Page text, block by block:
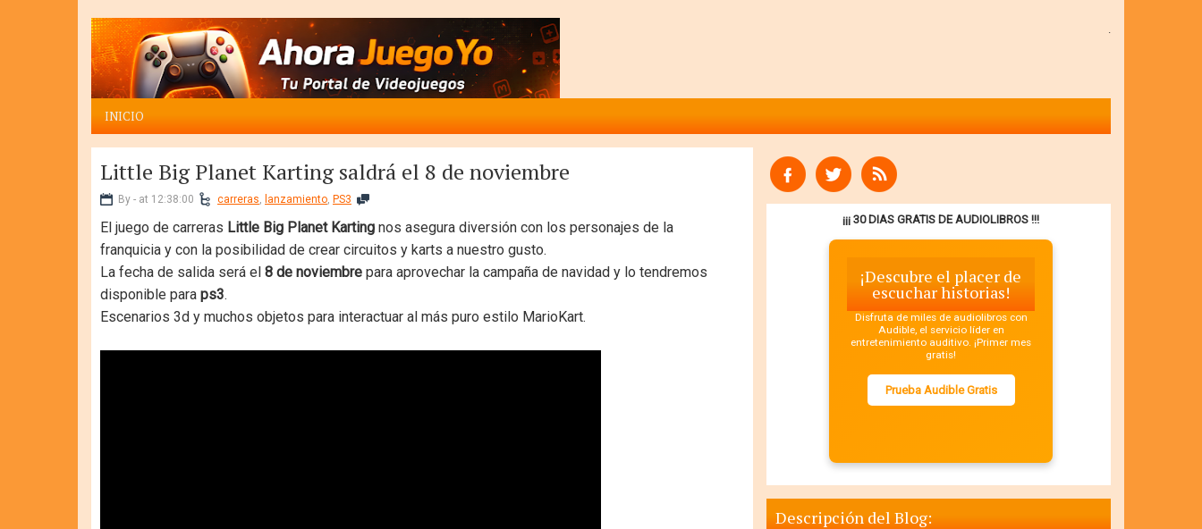
.
INICIO
Little Big Planet Karting saldrá el 8 de noviembre
By - at 12:38:00 carreras, lanzamiento, PS3
El juego de carreras Little Big Planet Karting nos asegura diversión con los personajes de la
franquicia y con la posibilidad de crear circuitos y karts a nuestro gusto.
La fecha de salida será el 8 de noviembre para aprovechar la campaña de navidad y lo tendremos
disponible para ps3.
Escenarios 3d y muchos objetos para interactuar al más puro estilo MarioKart.
¡¡¡ 30 DIAS GRATIS DE AUDIOLIBROS !!!
¡Descubre el placer de
escuchar historias!
Disfruta de miles de audiolibros con
Audible, el servicio líder en
entretenimiento auditivo. ¡Primer mes
gratis!
Prueba Audible Gratis
Descripción del Blog: